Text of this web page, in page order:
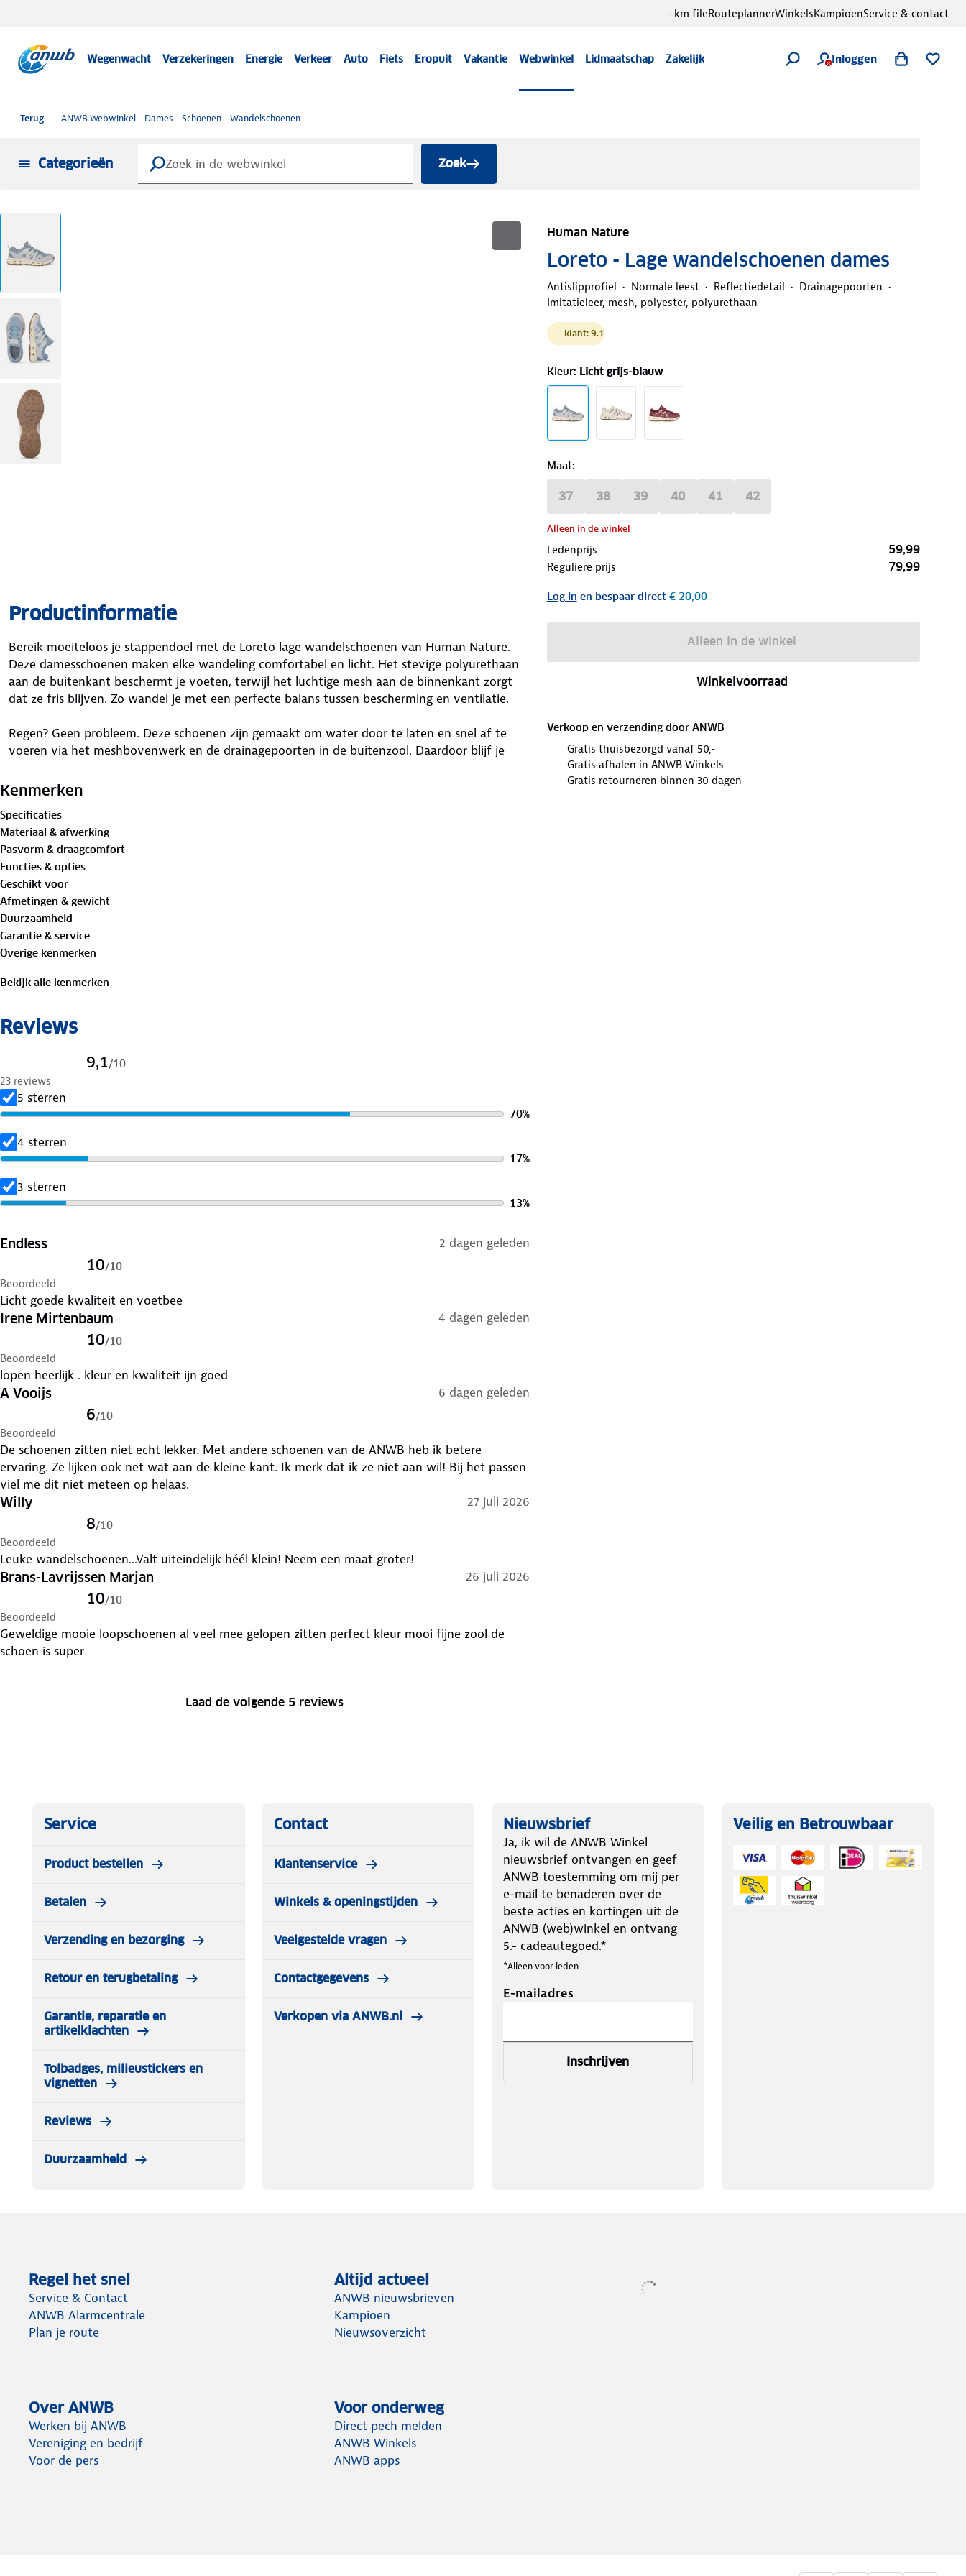
Wegenwacht Verzekeringen Energie Verkeer Auto Fiets Eropuit Vakantie Webwinkel Lidmaatschap Zakelijk Inloggen
- km fileRouteplannerWinkelsKampioenService & contact
Terug ANWB Webwinkel Dames Schoenen Wandelschoenen
Categorieën Zoek
Human Nature
Loreto - Lage wandelschoenen dames
Antislipprofiel Normale leest Reflectiedetail
Drainagepoorten
Imitatieleer, mesh, polyester, polyurethaan
klant: 9.1
Kleur: Licht grijs-blauw
Maat:
37 38 39 40 41 42
Alleen in de winkel
Ledenprijs 59,99
Reguliere prijs 79,99
Log in en bespaar direct€ 20,00
Alleen in de winkel
Winkelvoorraad
Verkoop en verzending door ANWB
Gratis thuisbezorgd vanaf 50,-
Gratis afhalen in ANWB Winkels
Gratis retourneren binnen 30 dagen
Productinformatie
Bereik moeiteloos je stappendoel met de Loreto lage wandelschoenen van Human Nature.
Deze damesschoenen maken elke wandeling comfortabel en licht. Het stevige polyurethaan
aan de buitenkant beschermt je voeten, terwijl het luchtige mesh aan de binnenkant zorgt
dat ze fris blijven. Zo wandel je met een perfecte balans tussen bescherming en ventilatie.
Regen? Geen probleem. Deze schoenen zijn gemaakt om water door te laten en snel af te
voeren via het meshbovenwerk en de drainagepoorten in de buitenzool. Daardoor blijf je
stabiliteit en grip. Het reflectiedetail achterop maakt je zichtbaar in de schemering. Maak
wandelroutes en tips… en gaan.
Ontdekhierstap voor stap hoe je de beste wandelschoenen kiest voor jouw avontuur.
Verleng de levensduur van je schoenen met goed
vervanging toe? Lever ze in bij onze winkels.
Kenmerken
Specificaties
Materiaal & afwerking
Pasvorm & draagcomfort
Functies & opties
Geschikt voor
Afmetingen & gewicht
Duurzaamheid
Garantie & service
Overige kenmerken
Bekijk alle kenmerken
Reviews
9,1/10
23 reviews
5 sterren
70%
4 sterren
17%
3 sterren
13%
Endless 2 dagen geleden
10/10
Beoordeeld
Licht goede kwaliteit en voetbee
Irene Mirtenbaum 4 dagen geleden
10/10
Beoordeeld
lopen heerlijk . kleur en kwaliteit ijn goed
A Vooijs 6 dagen geleden
6/10
Beoordeeld
De schoenen zitten niet echt lekker. Met andere schoenen van de ANWB heb ik betere
ervaring. Ze lijken ook net wat aan de kleine kant. Ik merk dat ik ze niet aan wil! Bij het passen
viel me dit niet meteen op helaas.
Willy 27 juli 2026
8/10
Beoordeeld
Leuke wandelschoenen...Valt uiteindelijk héél klein! Neem een maat groter!
Brans-Lavrijssen Marjan 26 juli 2026
10/10
Beoordeeld
Geweldige mooie loopschoenen al veel mee gelopen zitten perfect kleur mooi fijne zool de
schoen is super
Laad de volgende 5 reviews
Service
Product bestellen
Betalen
Verzending en bezorging
Retour en terugbetaling
Garantie, reparatie en
artikelklachten
Tolbadges, milieustickers en
vignetten
Reviews
Duurzaamheid
Contact
Klantenservice
Winkels & openingstijden
Veelgestelde vragen
Contactgegevens
Verkopen via ANWB.nl
Nieuwsbrief
Ja, ik wil de ANWB Winkel
nieuwsbrief ontvangen en geef
ANWB toestemming om mij per
e-mail te benaderen over de
beste acties en kortingen uit de
ANWB (web)winkel en ontvang
5.- cadeautegoed.*
*Alleen voor leden
E-mailadres
Inschrijven
Veilig en Betrouwbaar
Regel het snel
Service & Contact
ANWB Alarmcentrale
Plan je route
Altijd actueel
ANWB nieuwsbrieven
Kampioen
Nieuwsoverzicht
Over ANWB
Werken bij ANWB
Vereniging en bedrijf
Voor de pers
Voor onderweg
Direct pech melden
ANWB Winkels
ANWB apps